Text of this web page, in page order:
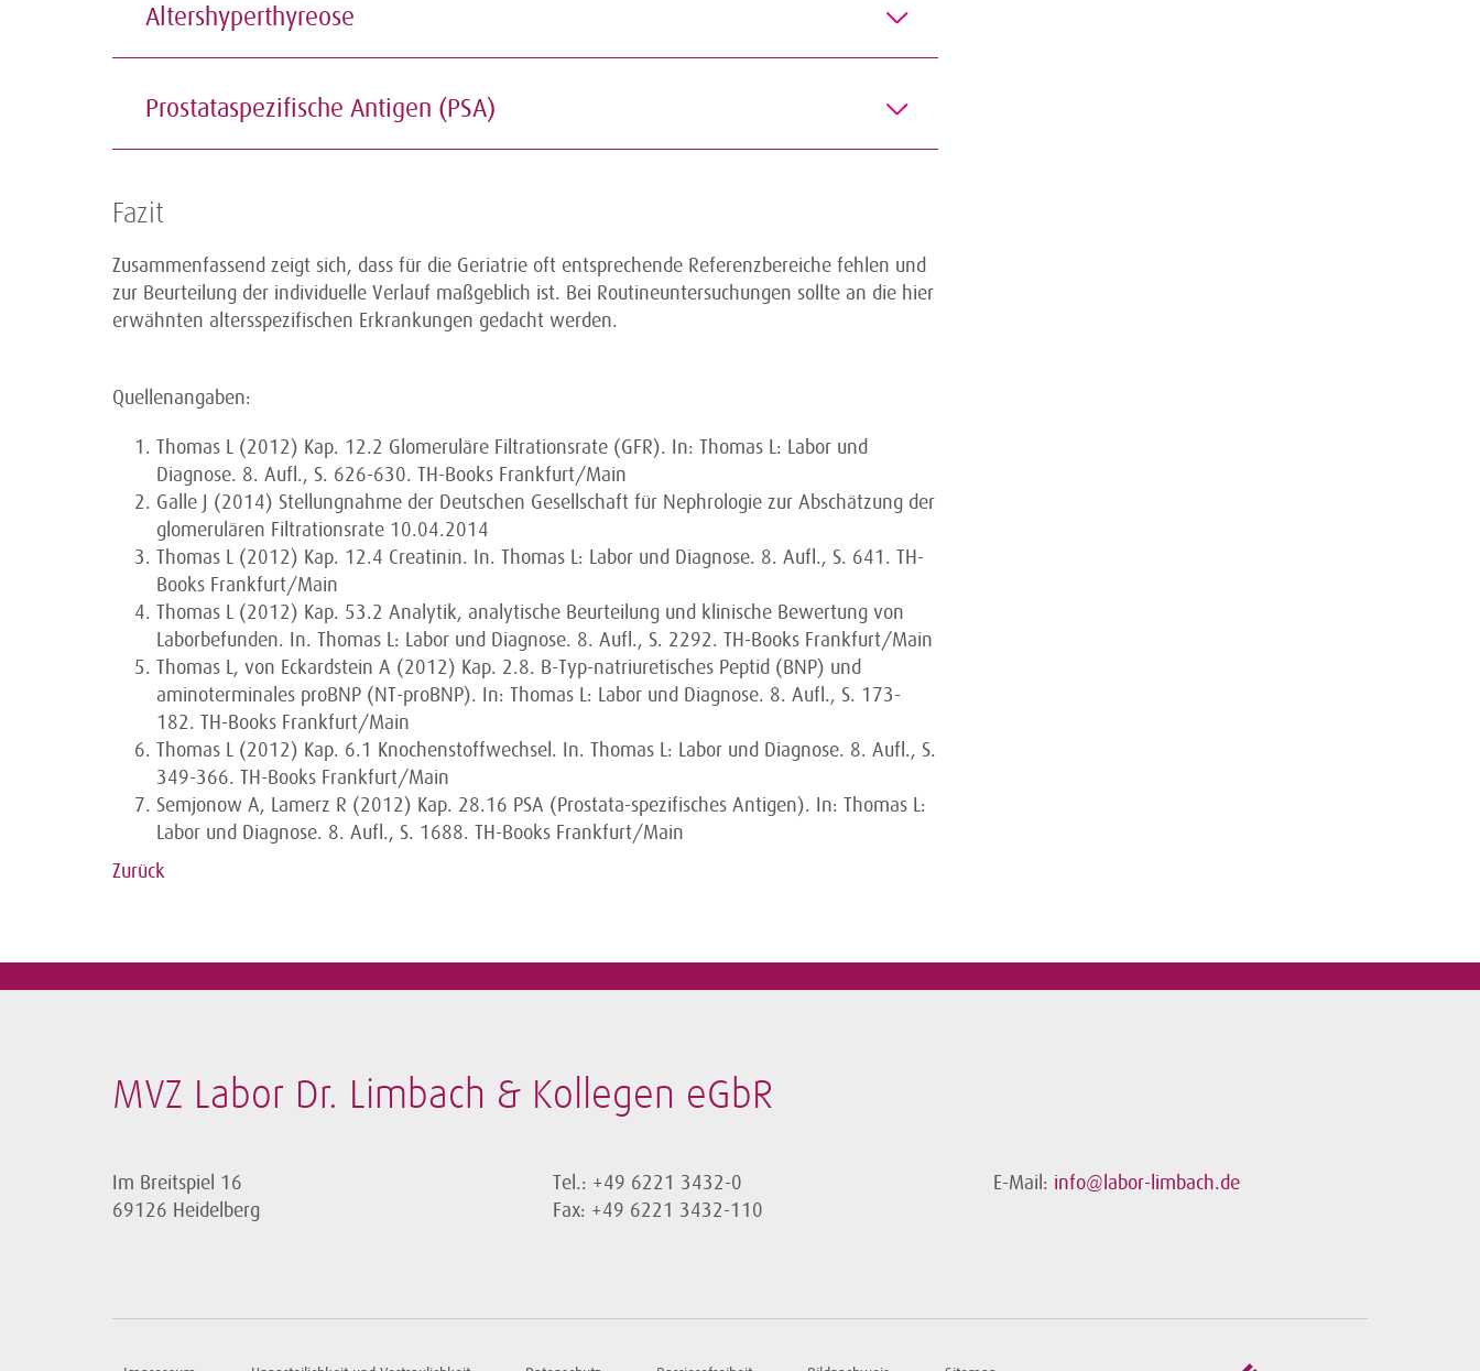
Altershyperthyreose
Prostataspezifische Antigen (PSA)
Fazit
Zusammenfassend zeigt sich, dass für die Geriatrie oft entsprechende Referenzbereiche fehlen und
zur Beurteilung der individuelle Verlauf maßgeblich ist. Bei Routineuntersuchungen sollte an die hier
erwähnten altersspezifischen Erkrankungen gedacht werden.
Quellenangaben:
Thomas L (2012) Kap. 12.2 Glomeruläre Filtrationsrate (GFR). In: Thomas L: Labor und
Diagnose. 8. Aufl., S. 626-630. TH-Books Frankfurt/Main
Galle J (2014) Stellungnahme der Deutschen Gesellschaft für Nephrologie zur Abschätzung der
glomerulären Filtrationsrate 10.04.2014
Thomas L (2012) Kap. 12.4 Creatinin. In. Thomas L: Labor und Diagnose. 8. Aufl., S. 641. TH-
Books Frankfurt/Main
Thomas L (2012) Kap. 53.2 Analytik, analytische Beurteilung und klinische Bewertung von
Laborbefunden. In. Thomas L: Labor und Diagnose. 8. Aufl., S. 2292. TH-Books Frankfurt/Main
Thomas L, von Eckardstein A (2012) Kap. 2.8. B-Typ-natriuretisches Peptid (BNP) und
aminoterminales proBNP (NT-proBNP). In: Thomas L: Labor und Diagnose. 8. Aufl., S. 173-
182. TH-Books Frankfurt/Main
Thomas L (2012) Kap. 6.1 Knochenstoffwechsel. In. Thomas L: Labor und Diagnose. 8. Aufl., S.
349-366. TH-Books Frankfurt/Main
Semjonow A, Lamerz R (2012) Kap. 28.16 PSA (Prostata-spezifisches Antigen). In: Thomas L:
Labor und Diagnose. 8. Aufl., S. 1688. TH-Books Frankfurt/Main
Zurück
MVZ Labor Dr. Limbach & Kollegen eGbR
Im Breitspiel 16
69126 Heidelberg
Tel.: +49 6221 3432-0
Fax: +49 6221 3432-110
E-Mail: info@labor-limbach.de